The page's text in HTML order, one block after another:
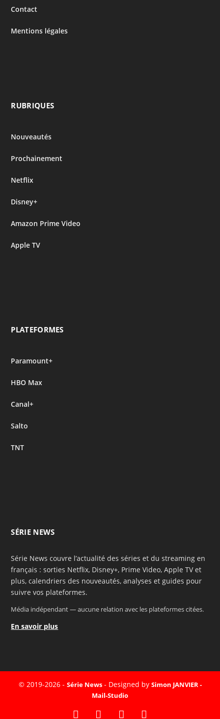
Contact
Mentions légales
RUBRIQUES
Nouveautés
Prochainement
Netflix
Disney+
Amazon Prime Video
Apple TV
PLATEFORMES
Paramount+
HBO Max
Canal+
Salto
TNT
SÉRIE NEWS
Série News couvre l’actualité des séries et du streaming en
français : sorties Netflix, Disney+, Prime Video, Apple TV et
plus, calendriers des nouveautés, analyses et guides pour
suivre vos plateformes.
Média indépendant — aucune relation avec les plateformes citées.
En savoir plus
© 2019-2026 - Série News- Designed by Simon JANVIER -
Mail-Studio